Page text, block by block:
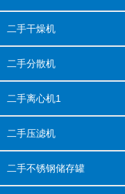
二手干燥机
二手分散机
二手离心机1
二手压滤机
二手不锈钢储存罐